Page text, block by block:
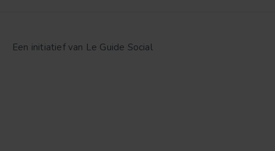
Een initiatief van Le Guide Social